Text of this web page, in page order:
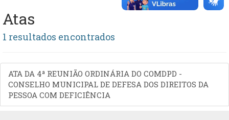
Atas
1 resultados encontrados
ATA DA 4ª REUNIÃO ORDINÁRIA DO COMDPD -
CONSELHO MUNICIPAL DE DEFESA DOS DIREITOS DA
PESSOA COM DEFICIÊNCIA